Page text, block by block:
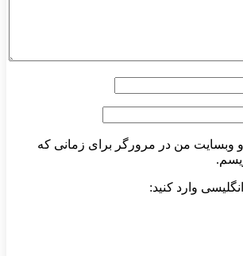
و وبسایت من در مرورگر برای زمانی که
وارد کنید: